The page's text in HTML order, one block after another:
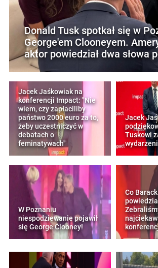
Donald Tusk spotkał się w
George'em Clooneyem.
aktor powiedział dwa słowa
Jacek Jaśkowiak na
konferencji Impact: "Nie
wiem, czy zapłaciliby
państwo 2000 euro za to,
żeby uczestniczyć w
debatach o
feminatywach"
Jacek
Tuskowi
W Poznaniu
niespodziewanie pojawił
się George Clooney!
Co